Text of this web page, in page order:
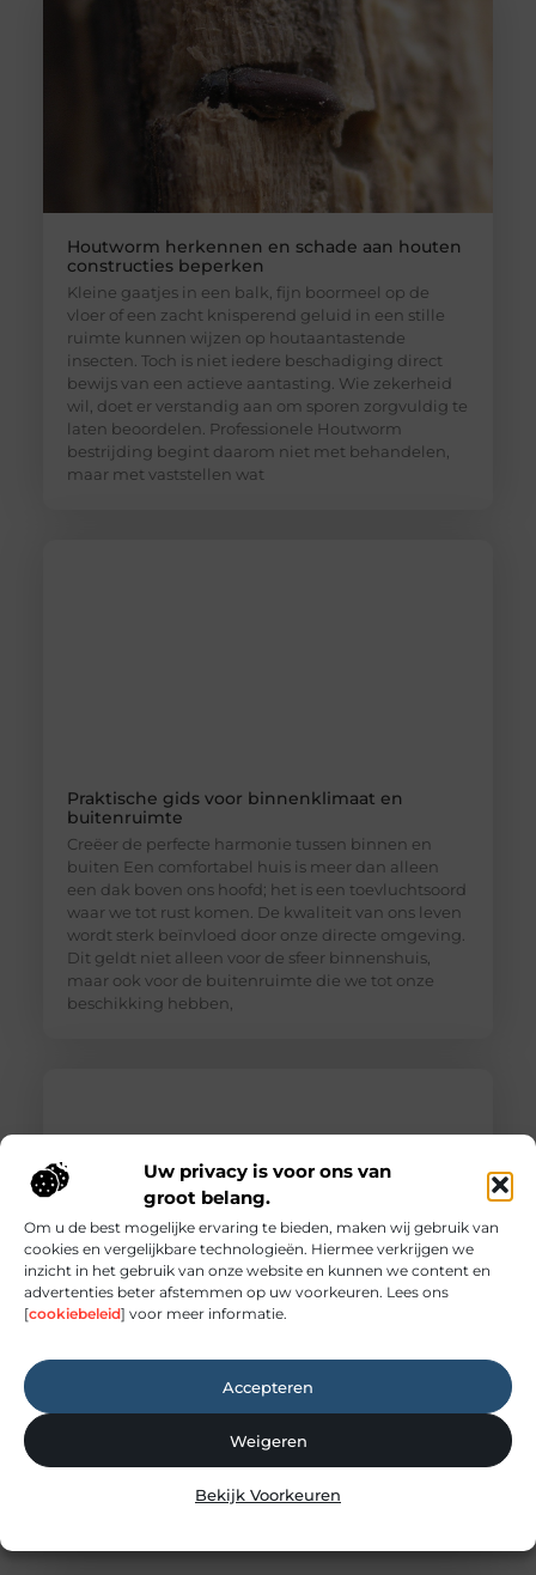
Uw privacy is voor ons van
groot belang.
Om u de best mogelijke ervaring te bieden, maken wij gebruik van
cookies en vergelijkbare technologieën. Hiermee verkrijgen we
inzicht in het gebruik van onze website en kunnen we content en
advertenties beter afstemmen op uw voorkeuren. Lees ons
[cookiebeleid] voor meer informatie.
Accepteren
Weigeren
Bekijk Voorkeuren
Houtworm herkennen en schade aan houten
constructies beperken
Kleine gaatjes in een balk, fijn boormeel op de
vloer of een zacht knisperend geluid in een stille
ruimte kunnen wijzen op houtaantastende
insecten. Toch is niet iedere beschadiging direct
bewijs van een actieve aantasting. Wie zekerheid
wil, doet er verstandig aan om sporen zorgvuldig te
laten beoordelen. Professionele Houtworm
bestrijding begint daarom niet met behandelen,
maar met vaststellen wat
Praktische gids voor binnenklimaat en
buitenruimte
Creëer de perfecte harmonie tussen binnen en
buiten Een comfortabel huis is meer dan alleen
een dak boven ons hoofd; het is een toevluchtsoord
waar we tot rust komen. De kwaliteit van ons leven
wordt sterk beïnvloed door onze directe omgeving.
Dit geldt niet alleen voor de sfeer binnenshuis,
maar ook voor de buitenruimte die we tot onze
beschikking hebben,
Wat doet een dakdekker?
dakdekker veel meer dan alleen het repareren van
dieper op in. Voor welke werkzaamheden schakel
je een dakdekker in? Een dakdekker kan je
inschakelen voor uiteenlopende werkzaamheden,